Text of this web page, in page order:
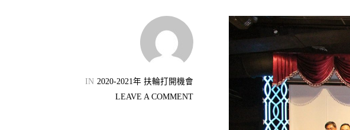
IN 2020-2021年 扶輪打開機會
LEAVE A COMMENT